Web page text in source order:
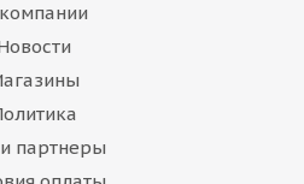
партнеры